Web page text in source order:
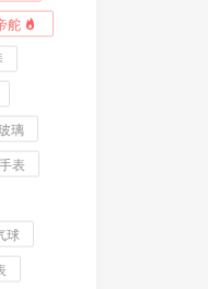
舵
璃
表
球